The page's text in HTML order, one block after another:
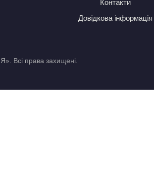
Контакти
Довідкова інформація
Всі права захищені.